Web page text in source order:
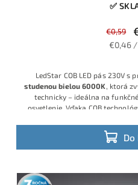
✅
€0,59
€0,46 /
Do
LedStar COB LED pás 230V s
studenou bielou 6000K , ktorá
technicky – ideálna na
osvetlenie. Vďaka COB
10 cm, takže dĺžku vieš
3 roky